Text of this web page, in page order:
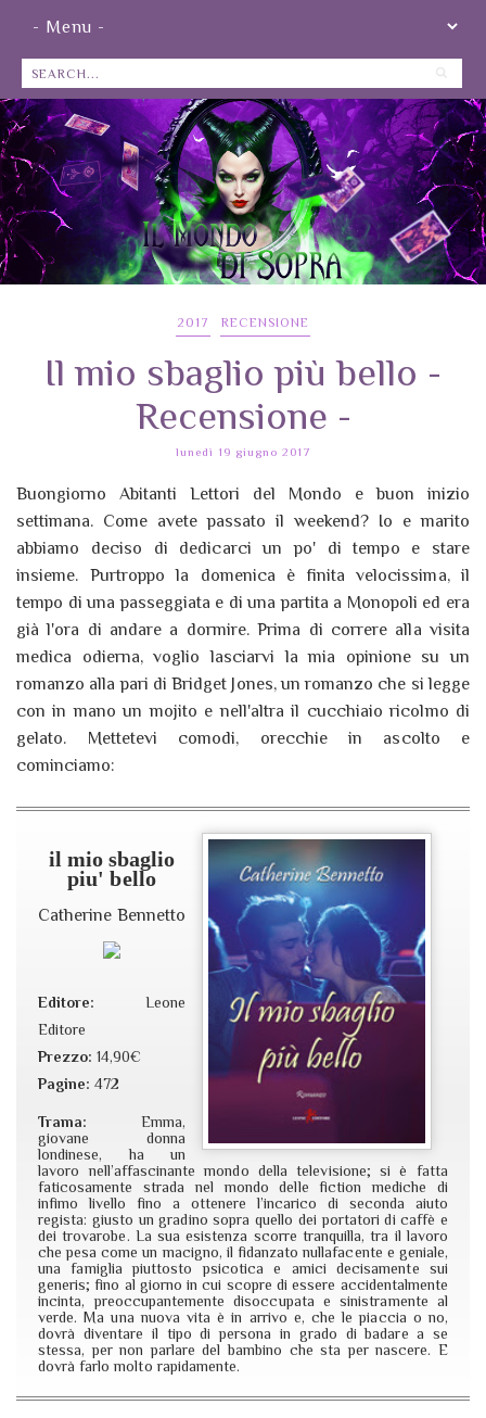
2017 RECENSIONE
Il mio sbaglio più bello -
Recensione -
lunedì 19 giugno 2017
Buongiorno Abitanti Lettori del Mondo e buon inizio
settimana. Come avete passato il weekend? Io e marito
abbiamo deciso di dedicarci un po' di tempo e stare
insieme. Purtroppo la domenica è finita velocissima, il
tempo di una passeggiata e di una partita a Monopoli ed era
già l'ora di andare a dormire. Prima di correre alla visita
medica odierna, voglio lasciarvi la mia opinione su un
romanzo alla pari di Bridget Jones, un romanzo che si legge
con in mano un mojito e nell'altra il cucchiaio ricolmo di
gelato. Mettetevi comodi, orecchie in ascolto e
cominciamo:
il mio sbaglio
piu' bello
Catherine Bennetto
Editore: Leone
Editore
Prezzo: 14,90€
Pagine: 472
Trama: Emma,
giovane donna
londinese, ha un
lavoro nell’affascinante mondo della televisione; si è fatta
faticosamente strada nel mondo delle fiction mediche di
infimo livello fino a ottenere l’incarico di seconda aiuto
regista: giusto un gradino sopra quello dei portatori di caffè e
dei trovarobe. La sua esistenza scorre tranquilla, tra il lavoro
che pesa come un macigno, il fidanzato nullafacente e geniale,
una famiglia piuttosto psicotica e amici decisamente sui
generis; fino al giorno in cui scopre di essere accidentalmente
incinta, preoccupantemente disoccupata e sinistramente al
verde. Ma una nuova vita è in arrivo e, che le piaccia o no,
dovrà diventare il tipo di persona in grado di badare a se
stessa, per non parlare del bambino che sta per nascere. E
dovrà farlo molto rapidamente.